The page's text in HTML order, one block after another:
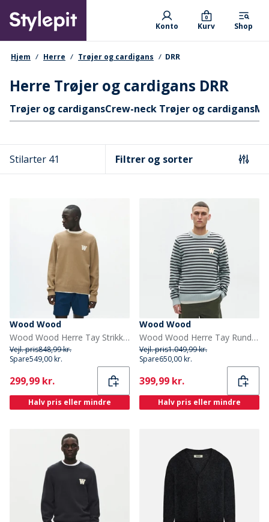
main
content
Primary departments
Konto Kurv
0
Shop
navigationssti
Hjem Herre Trøjer og cardigans DRR
Herre Trøjer og cardigans DRR
Hurtige links
Trøjer og cardigansCrew-neck Trøjer og cardigans
Stilarter 41 Filtrer og sorter
Wood Wood
Wood Wood Herre Tay Strikket Sweater Ermine
Vejl. pris848,99 kr.
Spare549,00 kr.
Current
299,99 kr.
Halv pris eller mindre
Wood Wood
Wood Wood Herre Tay Rund Hals Sweater Slate Stripe
Vejl. pris1.049,99 kr.
Spare650,00 kr.
Current
399,99 kr.
Halv pris eller mindre